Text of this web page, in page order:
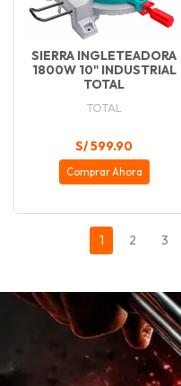
SIERRA INGLETEADORA
1800W 10" INDUSTRIAL
TOTAL
TOTAL
S/ 599.90
Comprar Ahora
1 2 3